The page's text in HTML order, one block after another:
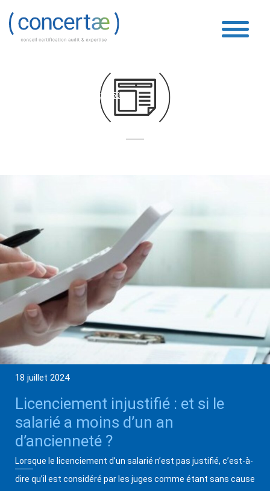
Boucle Vidéo
Page 153
18 juillet 2024
Licenciement injustifié : et si le
salarié a moins d’un an
d’ancienneté ?
Lorsque le licenciement d’un salarié n’est pas justifié, c’est-à-
dire qu’il est considéré par les juges comme étant sans cause